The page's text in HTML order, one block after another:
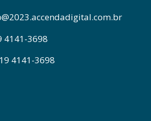
4141-3698
4141-3698